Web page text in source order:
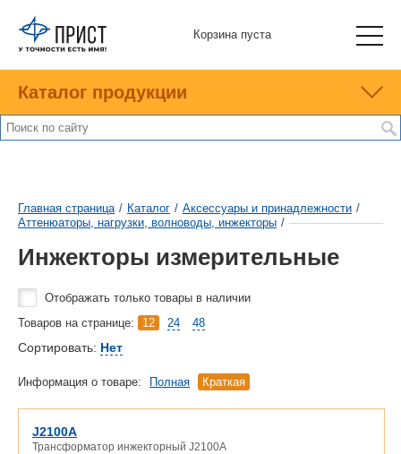
Корзина пуста
Каталог продукции
Главная страница / Каталог / Аксессуары и принадлежности /
Аттенюаторы, нагрузки, волноводы, инжекторы /
Инжекторы измерительные
Отображать только товары в наличии
Товаров на странице:
12 24 48
Сортировать: Нет
Информация о товаре: Полная Краткая
J2100A
Трансформатор инжекторный J2100A